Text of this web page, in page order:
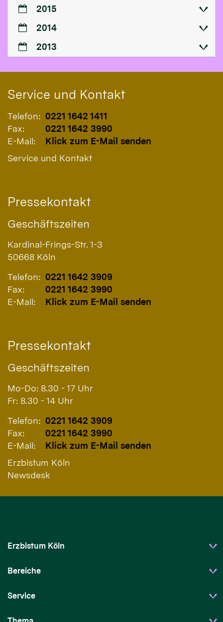
2015
2014
2013
Service und Kontakt
Telefon: 0221 1642 1411
Fax:
0221 1642 3990
E-Mail:
Klick zum E-Mail senden
Service und Kontakt
Pressekontakt
Geschäftszeiten
Kardinal-Frings-Str. 1-3
50668 Köln
Telefon: 0221 1642 3909
Fax:
0221 1642 3990
E-Mail:
Klick zum E-Mail senden
Pressekontakt
Geschäftszeiten
Mo-Do: 8.30 - 17 Uhr
Fr: 8.30 - 14 Uhr
Telefon: 0221 1642 3909
Fax:
0221 1642 3990
E-Mail:
Klick zum E-Mail senden
Erzbistum Köln
Newsdesk
Erzbistum Köln
Bereiche
Service